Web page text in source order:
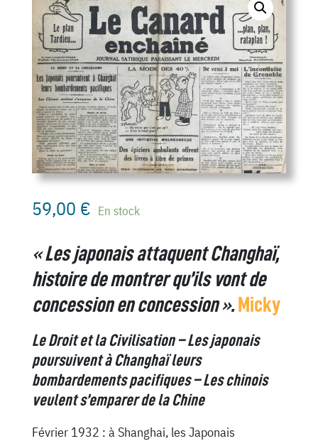
59,00 € En stock
« Les japonais attaquent Changhaï,
histoire de montrer qu’ils vont de
concession en concession ». Micky
Le Droit et la Civilisation – Les japonais
poursuivent à Changhaï leurs
bombardements pacifiques – Les chinois
veulent s’emparer de la Chine
Février 1932 : à Shanghai, les Japonais